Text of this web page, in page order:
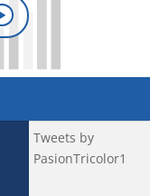
Tweets by
PasionTricolor1